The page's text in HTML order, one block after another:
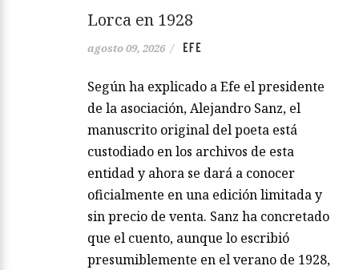
Lorca en 1928
agosto 09, 2026 / EFE
Según ha explicado a Efe el presidente
de la asociación, Alejandro Sanz, el
manuscrito original del poeta está
custodiado en los archivos de esta
entidad y ahora se dará a conocer
oficialmente en una edición limitada y
sin precio de venta. Sanz ha concretado
que el cuento, aunque lo escribió
presumiblemente en el verano de 1928,